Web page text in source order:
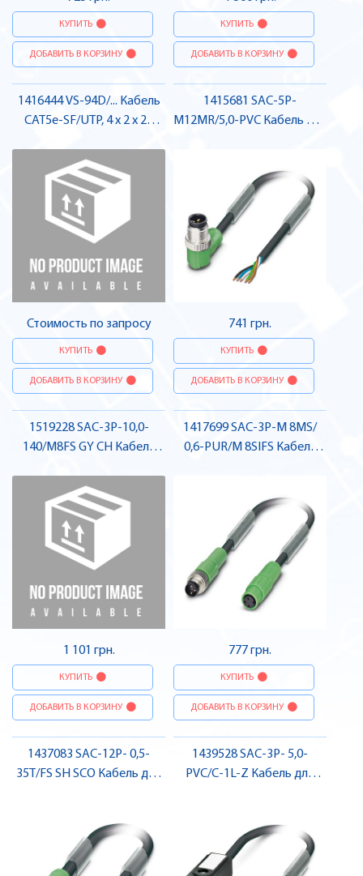
КУПИТЬ
ДОБАВИТЬ В КОРЗИНУ
КУПИТЬ
ДОБАВИТЬ В КОРЗИНУ
1416444 VS-94D/... Кабель
CAT5e-SF/UTP, 4 x 2 x 26
Стоимость по запросу
КУПИТЬ
ДОБАВИТЬ В КОРЗИНУ
1415681 SAC-5P-
M12MR/5,0-PVC Кабель для
741 грн.
КУПИТЬ
ДОБАВИТЬ В КОРЗИНУ
1519228 SAC-3P-10,0-
140/M8FS GY CH Кабель
елемента, гніздо , Pheonix
Contact
1 101 грн.
КУПИТЬ
ДОБАВИТЬ В КОРЗИНУ
1417699 SAC-3P-M 8MS/
0,6-PUR/M 8SIFS Кабель
777 грн.
КУПИТЬ
ДОБАВИТЬ В КОРЗИНУ
1437083 SAC-12P- 0,5-
35T/FS SH SCO Кабель для
Contact
1439528 SAC-3P- 5,0-
PVC/C-1L-Z Кабель для
електромагнітного
клапану , Pheonix Contact